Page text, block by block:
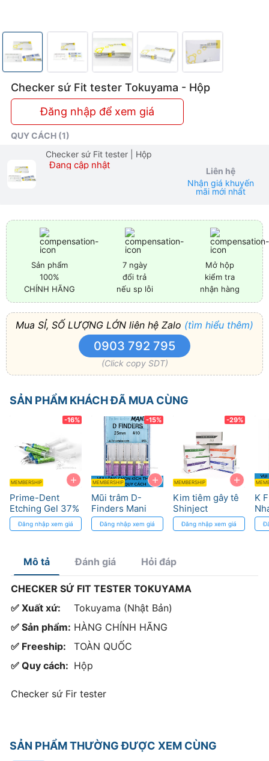
Checker sứ Fit tester Tokuyama - Hộp
Đăng nhập để xem giá
QUY CÁCH (1)
Checker sứ Fit tester
| Hộp
Đang cập nhật
Liên hệ
Nhận giá khuyến
mãi mới nhất
Sản phẩm
100%
CHÍNH HÃNG
7 ngày
đổi trả
nếu sp lỗi
Mở hộp
kiểm tra
nhận hàng
Mua SỈ, SỐ LƯỢNG LỚN liên hệ Zalo (tìm hiểu thêm)
0903 792 795
(Click copy SDT)
SẢN PHẨM KHÁCH ĐÃ MUA CÙNG
+
-16%
MEMBERSHIP
Prime-Dent
Etching Gel 37%
Phosphoric Acid,
Blue Viscosity
Đăng nhập xem giá
+
-15%
MEMBERSHIP
Mũi trâm D-
Finders Mani
cho ống tủy vôi
hóa
Đăng nhập xem giá
+
-29%
MEMBERSHIP
Kim tiêm gây tê
Shinject
Shinhung với
đầu mũi siêu
Đăng nhập xem giá
K
Mô tả Đánh giá Hỏi đáp
CHECKER SỨ FIT TESTER TOKUYAMA
✅ Xuất xứ:
Tokuyama (Nhật Bản)
✅ Sản phẩm: HÀNG CHÍNH HÃNG
✅ Freeship:
TOÀN QUỐC
✅ Quy cách: Hộp
Checker sứ Fir tester
SẢN PHẨM THƯỜNG ĐƯỢC XEM CÙNG